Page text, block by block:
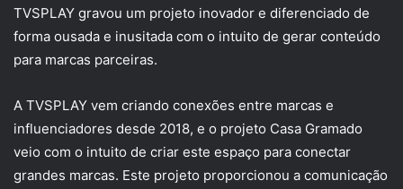
TVSPLAY gravou um projeto inovador e diferenciado de
forma ousada e inusitada com o intuito de gerar conteúdo
para marcas parceiras.
A TVSPLAY vem criando conexões entre marcas e
influenciadores desde 2018, e o projeto Casa Gramado
veio com o intuito de criar este espaço para conectar
grandes marcas. Este projeto proporcionou a comunicação